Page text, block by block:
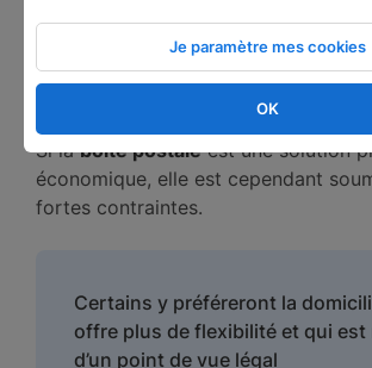
adresse de la société de
recevrez alors tous les documents
sans encombre.
Si laboite postaleest une solution
économique, elle est cependant
fortes contraintes.
Certains y préféreront la
offre plus de flexibilité et qui est
d’un point de vue légal
OK
Je paramètre mes cookies